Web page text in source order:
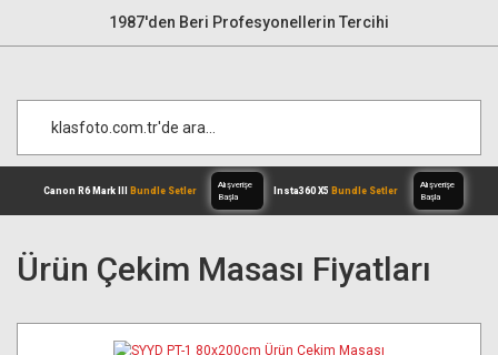
1987'den Beri Profesyonellerin Tercihi
Başla
Ürün Çekim Masası Fiyatları